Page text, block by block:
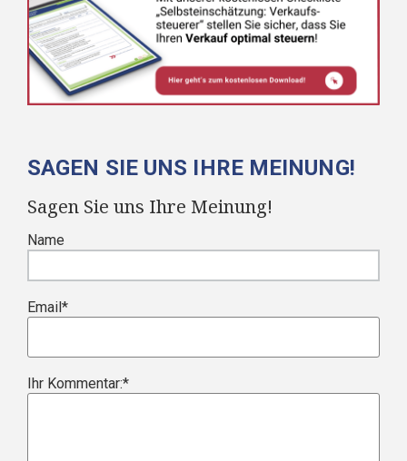
SAGEN SIE UNS IHRE MEINUNG!
Sagen Sie uns Ihre Meinung!
Name
Email*
Ihr Kommentar:*